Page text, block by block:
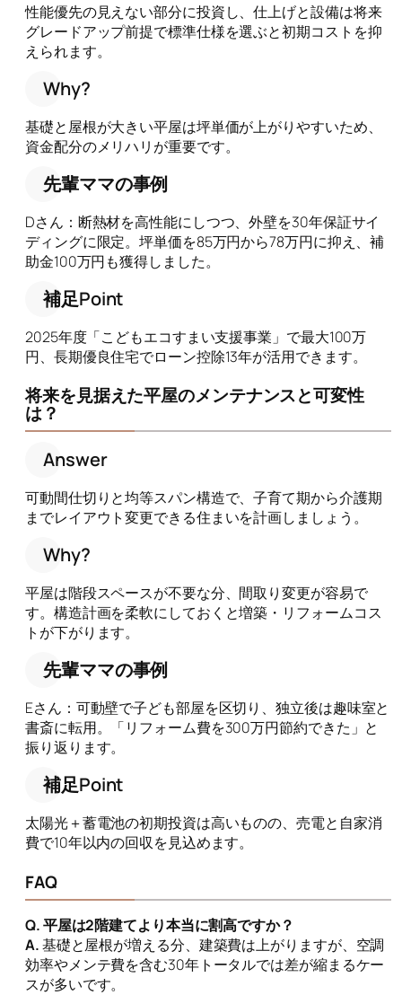
性能優先の見えない部分に投資し、仕上げと設備は将来
グレードアップ前提で標準仕様を選ぶと初期コストを抑
えられます。
Why?
基礎と屋根が大きい平屋は坪単価が上がりやすいため、
資金配分のメリハリが重要です。
先輩ママの事例
Dさん：断熱材を高性能にしつつ、外壁を30年保証サイ
ディングに限定。坪単価を85万円から78万円に抑え、補
助金100万円も獲得しました。
補足Point
2025年度「こどもエコすまい支援事業」で最大100万
円、長期優良住宅でローン控除13年が活用できます。
将来を見据えた平屋のメンテナンスと可変性
は？
Answer
可動間仕切りと均等スパン構造で、子育て期から介護期
までレイアウト変更できる住まいを計画しましょう。
Why?
平屋は階段スペースが不要な分、間取り変更が容易で
す。構造計画を柔軟にしておくと増築・リフォームコス
トが下がります。
先輩ママの事例
Eさん：可動壁で子ども部屋を区切り、独立後は趣味室と
書斎に転用。「リフォーム費を300万円節約できた」と
振り返ります。
補足Point
太陽光＋蓄電池の初期投資は高いものの、売電と自家消
費で10年以内の回収を見込めます。
FAQ
Q. 平屋は2階建てより本当に割高ですか？
A.基礎と屋根が増える分、建築費は上がりますが、空調
効率やメンテ費を含む30年トータルでは差が縮まるケー
スが多いです。